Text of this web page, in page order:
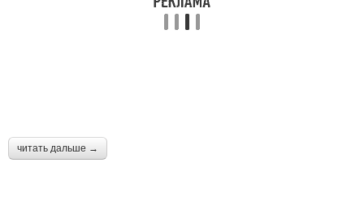
читать дальше →